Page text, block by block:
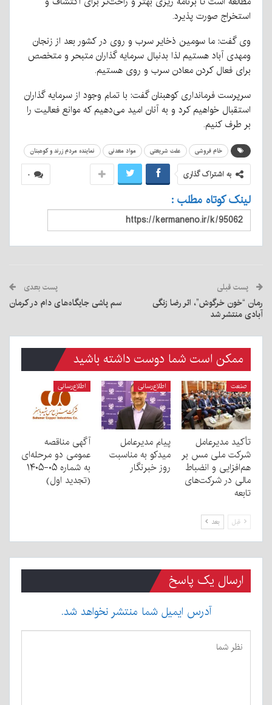
استخراج صورت پذیرد.
وی گفت: ما سومین ذخایر سرب و روی در کشور بعد از زنجان
و‌مهدی آباد هستیم لذا بدنبال سرمایه گذاران متبحر و متخصص
برای فعال کردن معادن سرب و روی هستیم.
سرپرست فرمانداری کوهبنان گفت: با تمام وجود از سرمایه گذاران
استقبال خواهیم کرد و به آنان امید می‌دهیم که موانع فعالیت را
بر طرف کنیم.
خام فروشی عفت شریعتی مواد معدنی نماینده مردم زرند و کوهبنان
۰ به اشتراک گذاری
لینک کوتاه مطلب :
پست قبلی
رمان “خون خرگوش”، اثر رضا زنگی
آبادی منتشر شد
پست بعدی
سم پاشی جایگاه‌های دام در کرمان
ممکن است شما دوست داشته باشید
صنعت
تأکید مدیرعامل
شرکت ملی مس بر
هم‌افزایی و انضباط
مالی در شرکت‌های
تابعه
اطلاع‌رسانی
پیام مدیرعامل
میدکو به مناسبت
روز خبرنگار
اطلاع‌رسانی
آگهی مناقصه
عمومی دو مرحله‌ای
به شماره ۰۵-۱۴۰۵
(تجدید اول)
قبل بعد
ارسال یک پاسخ
آدرس ایمیل شما منتشر نخواهد شد.